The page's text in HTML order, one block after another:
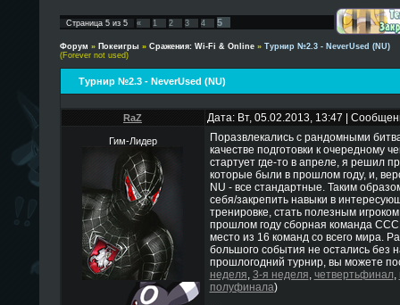
Страница 5из 5 « 1 2 3 4 5
Форум » Покеигры » Сражения: Wi-Fi & Online » Турнир №2.3 - NeverUsed (NU)
(Forever not used)
Турнир №2.3 - NeverUsed (NU)
RaZ Дата: Вт, 05.02.2013, 13:47 |
Гим-Лидер
Поразвлекались с рандомными
качестве подготовки к очередному
стартует где-то в апреле, я решил
которые были в прошлом году, и,
NU - все стандартные. Таким
себя/закрепить навыки в
тренировке, стать полезным
прошлом году сборная команда
место из 16 команд со всего мира.
большого события не остались без
прошлогодний турнир, вы можете
неделя, 3-я неделя, четвертьфинал,
полуфинала)